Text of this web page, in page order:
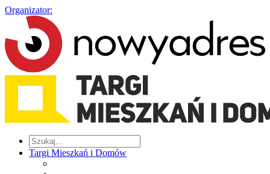
Organizator:
Targi Mieszkań i Domów